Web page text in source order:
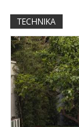
TECHNIKA